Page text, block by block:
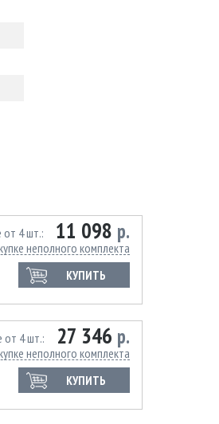
11 098 р.
от 4 шт.
неполного комплекта
КУПИТЬ
27 346 р.
от 4 шт.
неполного комплекта
КУПИТЬ